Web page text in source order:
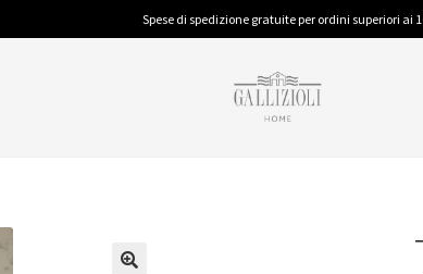
Spese di spedizione gratuite per ordini superiori ai